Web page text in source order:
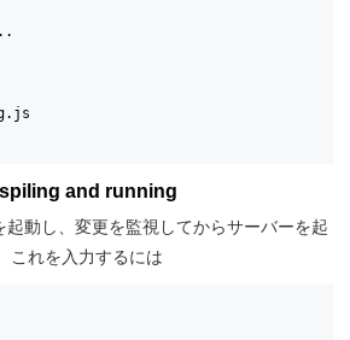
and running
動し、変更を監視してからサーバーを起
これを入力するには